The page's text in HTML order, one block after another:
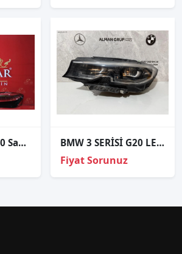
Bmw 3 Seri̇si̇ G20 Sağ Sol Far Cami 2021-2022 BMW 3 SERİSİ G20 LED SOL FAR ORJİNAL 63118496155
Fiyat Sorunuz